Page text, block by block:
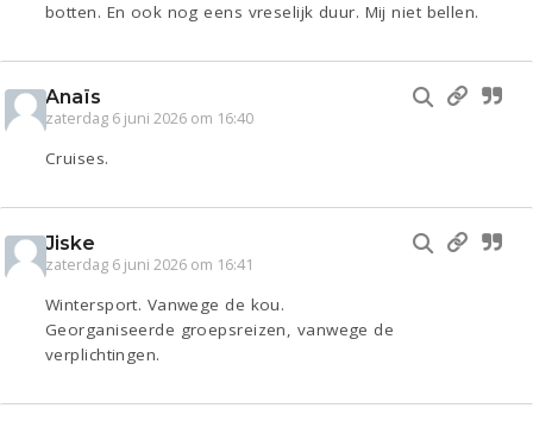
botten. En ook nog eens vreselijk duur. Mij niet bellen.
Anaïs
zaterdag 6 juni 2026 om 16:40
Cruises.
Jiske
zaterdag 6 juni 2026 om 16:41
Wintersport. Vanwege de kou.
Georganiseerde groepsreizen, vanwege de
verplichtingen.